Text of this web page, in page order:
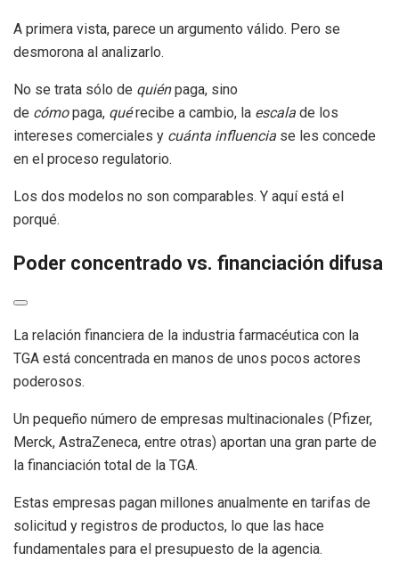
A primera vista, parece un argumento válido. Pero se
desmorona al analizarlo.
No se trata sólo de quiénpaga, sino
de cómopaga, quérecibe a cambio, la escala de los
intereses comerciales y cuánta influencia se les concede
en el proceso regulatorio.
Los dos modelos no son comparables. Y aquí está el
porqué.
Poder concentrado vs. financiación difusa
La relación financiera de la industria farmacéutica con la
TGA está concentrada en manos de unos pocos actores
poderosos.
Un pequeño número de empresas multinacionales (Pfizer,
Merck, AstraZeneca, entre otras) aportan una gran parte de
la financiación total de la TGA.
Estas empresas pagan millones anualmente en tarifas de
solicitud y registros de productos, lo que las hace
fundamentales para el presupuesto de la agencia.